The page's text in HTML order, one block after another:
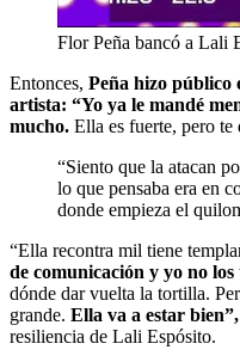
Flor Peña bancó a Lali
Entonces, Peña hizo público
artista: “Yo ya le mandé
mucho. Ella es fuerte, pero te
“Siento que la atacan
lo que pensaba era en
donde empieza el
“Ella recontra mil tiene
de comunicación y yo no
dónde dar vuelta la tortilla.
grande. Ella va a estar
resiliencia de Lali Espósito.